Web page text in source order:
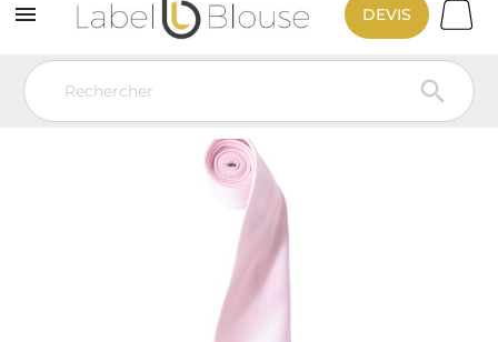


DEVIS
Vêtement de travail Vêtement Service Accueil & Hôtelier
Cravate